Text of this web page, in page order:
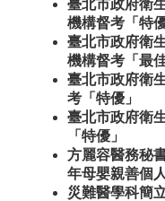
臺北市政府衛
機構督考「特優
臺北市政府衛
機構督考「最
臺北市政府衛
考「特優」
臺北市政府衛
「特優」
方麗容醫務秘
年母嬰親善個
災難醫學科簡